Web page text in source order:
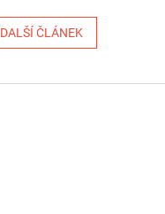
DALŠÍ ČLÁNEK